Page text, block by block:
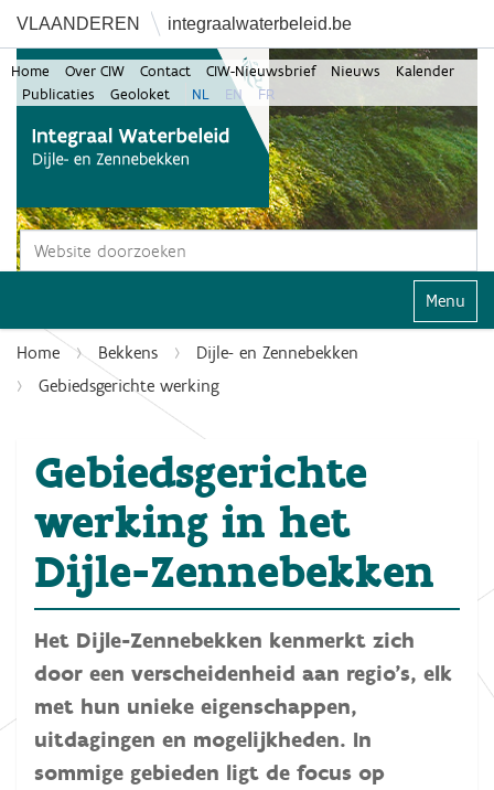
VLAANDEREN integraalwaterbeleid.be
Zoek
Home Over CIW Contact CIW-Nieuwsbrief Nieuws
Kalender
Publicaties
Geoloket NL EN FR
Klap
Home Bekkens
Dijle- en Zennebekken
Gebiedsgerichte werking
Gebiedsgerichte
werking in het
Dijle-Zennebekken
Het Dijle-Zennebekken kenmerkt zich
door een verscheidenheid aan regio's, elk
met hun unieke eigenschappen,
uitdagingen en mogelijkheden. In
sommige gebieden ligt de focus op